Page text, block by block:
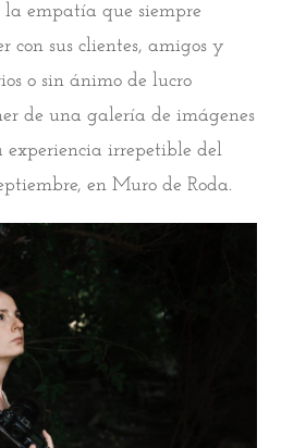
empatía que siempre
con sus clientes, amigos y
o sin ánimo de lucro
de una galería de imágenes
experiencia irrepetible del
en Muro de Roda.